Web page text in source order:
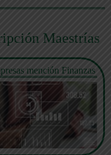
Maestrías
mención Finanzas